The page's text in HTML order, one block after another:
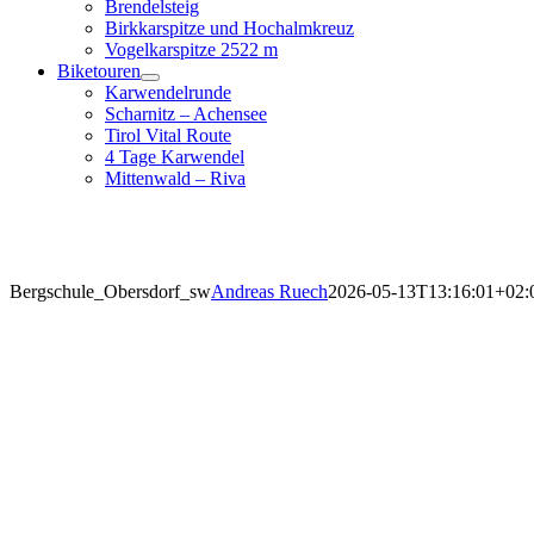
Brendelsteig
Birkkarspitze und Hochalmkreuz
Vogelkarspitze 2522 m
Biketouren
Karwendelrunde
Scharnitz – Achensee
Tirol Vital Route
4 Tage Karwendel
Mittenwald – Riva
Bergschule_Obersdorf_swAndreas Ruech2026-05-